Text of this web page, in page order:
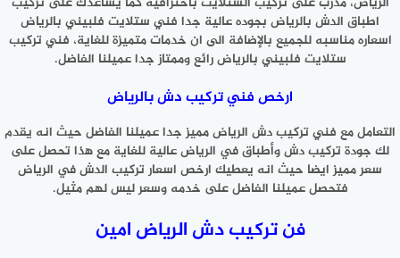
اطباق الدش بالرياض بجوده عالية جدا فني ستلايت فلبيني بالرياض
اسعاره مناسبه للجميع بالإضافة الى ان خدمات متميزة للغاية، فني تركيب
ستلايت فلبيني بالرياض رائع وممتاز جدا عميلنا الفاضل.
ارخص فني تركيب دش بالرياض
التعامل مع فني تركيب دش الرياض مميز جدا عميلنا الفاضل حيث انه يقدم
لك جودة تركيب دش وأطباق في الرياض عالية للغاية مع هذا تحصل على
سعر مميز ايضا حيث انه يعطيك ارخص اسعار تركيب الدش في الرياض
فتحصل عميلنا الفاضل على خدمه وسعر ليس لهم مثيل.
فن تركيب دش الرياض امين